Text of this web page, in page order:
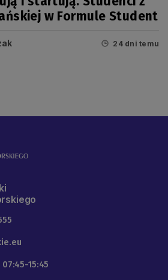
w Formule Student
24 dni temu
07:45-15:45